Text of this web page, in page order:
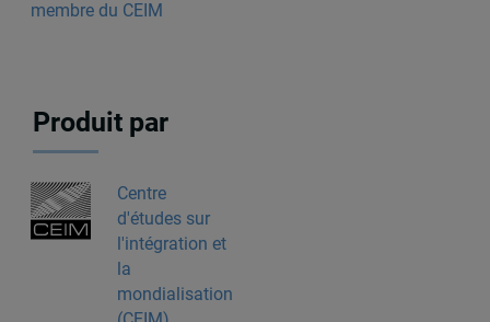
membre du CEIM
Produit par
Centre
d'études sur
l'intégration et
la
mondialisation